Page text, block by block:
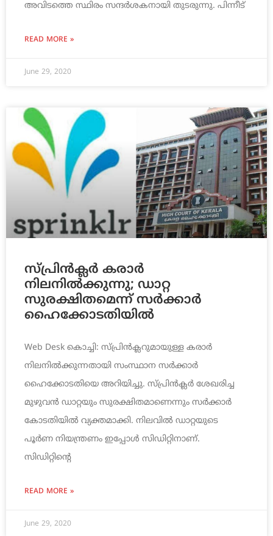
അവിടത്തെ സ്ഥിരം സന്ദര്‍ശകനായി തുടരുന്നു. പിന്നീട്
READ MORE »
June 29, 2020
സ്പ്രിൻക്ലര്‍ കരാര്‍
നിലനില്‍ക്കുന്നു; ഡാറ്റ
സുരക്ഷിതമെന്ന് സര്‍ക്കാര്‍
ഹൈക്കോടതിയില്‍
Web Desk കൊച്ചി: സ്പ്രിൻക്ലറുമായുള്ള കരാര്‍
നിലനില്‍ക്കുന്നതായി സംസ്ഥാന സര്‍ക്കാര്‍
ഹൈക്കോടതിയെ അറിയിച്ചു. സ്പ്രിൻക്ലർ ശേഖരിച്ച
മുഴുവൻ ഡാറ്റയും സുരക്ഷിതമാണെന്നും സര്‍ക്കാര്‍
കോടതിയില്‍ വ്യക്തമാക്കി. നിലവിൽ ഡാറ്റയുടെ
പൂർണ നിയന്ത്രണം ഇപ്പോൾ സിഡിറ്റിനാണ്.
സിഡിറ്റിന്‍റെ
READ MORE »
June 29, 2020